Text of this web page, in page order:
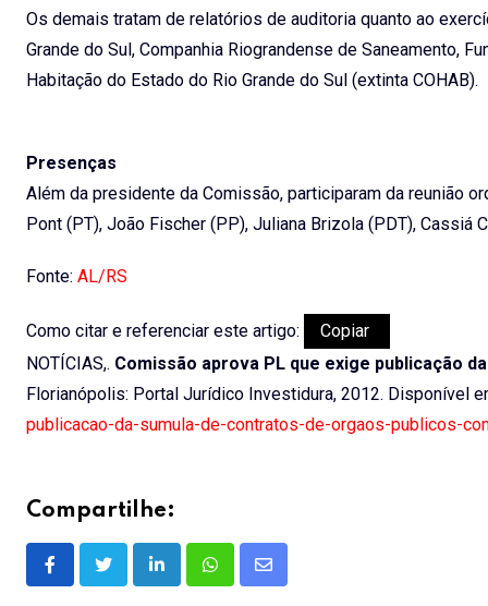
Os demais tratam de relatórios de auditoria quanto ao
Grande do Sul, Companhia Riograndense de Saneamento,
Habitação do Estado do Rio Grande do Sul (extinta COHAB).
Presenças
Além da presidente da Comissão, participaram da reunião
Pont (PT), João Fischer (PP), Juliana Brizola (PDT), Cassiá
Fonte: AL/RS
Como citar e referenciar este artigo:
Copiar
NOTÍCIAS,. Comissão aprova PL que exige publicação
Florianópolis: Portal Jurídico Investidura, 2012. Disponível
publicacao-da-sumula-de-contratos-de-orgaos-publicos-
Compartilhe:
LinkedInWhatsappShare